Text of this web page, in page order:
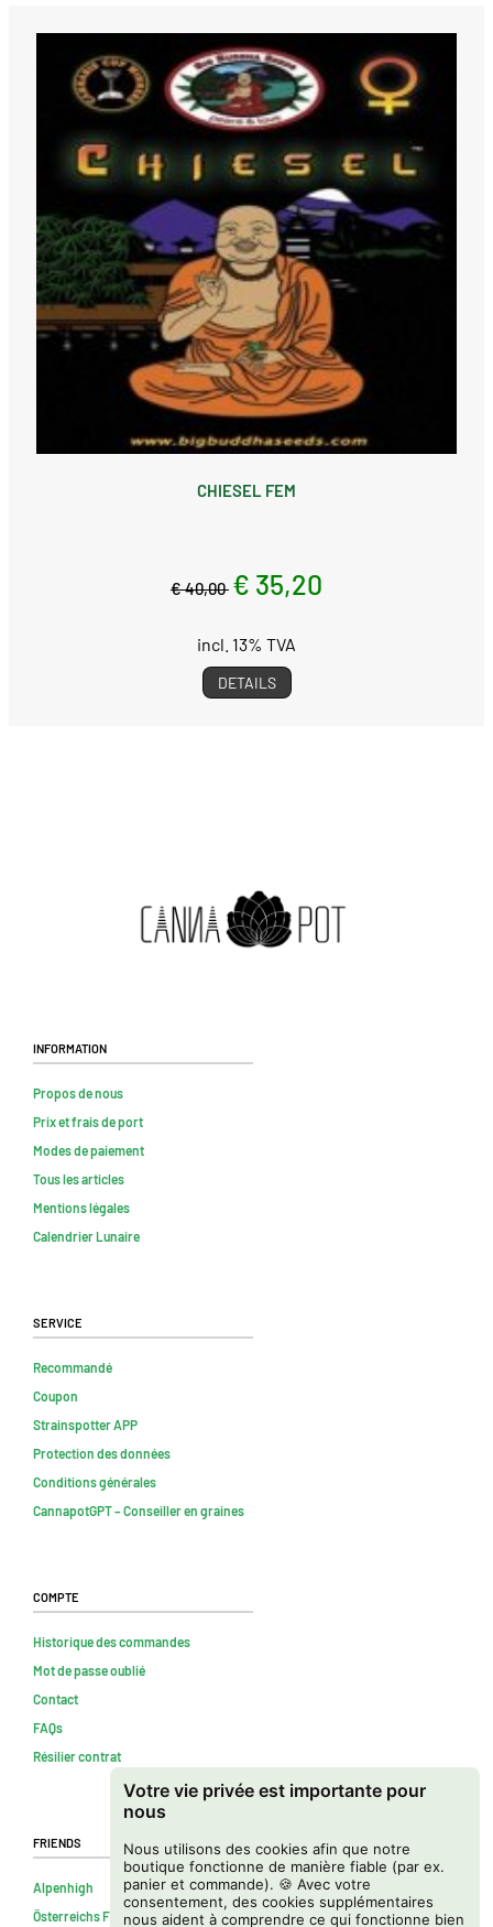
Votre vie privée est importante pour
nous
Nous utilisons des cookies afin que notre
boutique fonctionne de manière fiable (par ex.
panier et commande). 🍪 Avec votre
consentement, des cookies supplémentaires
nous aident à comprendre ce qui fonctionne bien
CHIESEL FEM
€ 40,00 € 35,20
incl. 13% TVA
DETAILS
Information
Propos de nous
Prix et frais de port
Modes de paiement
Tous les articles
Mentions légales
Calendrier Lunaire
Service
Recommandé
Coupon
Strainspotter APP
Protection des données
Conditions générales
CannapotGPT – Conseiller en graines
Compte
Historique des commandes
Mot de passe oublié
Contact
FAQs
Résilier contrat
Friends
Alpenhigh
Österreichs Firmenverzeichnis